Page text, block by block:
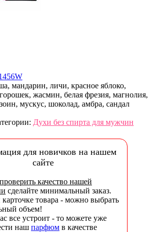
мандарин, личи, красное яблоко,
жасмин, белая фрезия, магнолия,
мускус, шоколад, амбра, сандал
Духи без спирта для мужчин
для новичков на нашем
сайте
качество нашей
сделайте минимальный заказ.
товара - можно выбрать
объем!
все устроит - то можете уже
наш парфюм в качестве